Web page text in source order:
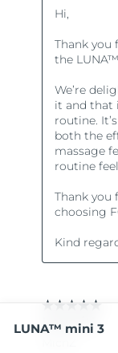
LUNA™ mini 3